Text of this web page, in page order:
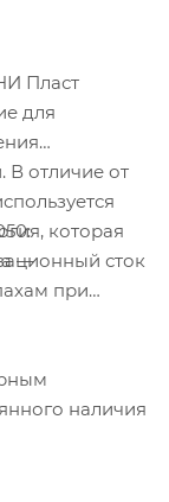
Пласт
для
В отличие от
которая
сток
—
при
наличия